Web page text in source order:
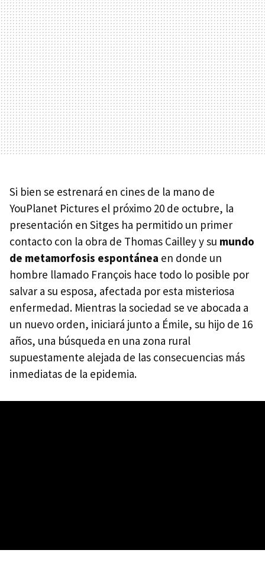
Si bien se estrenará en cines de la mano de
YouPlanet Pictures el próximo 20 de octubre, la
presentación en Sitges ha permitido un primer
contacto con la obra de Thomas Cailley y su mundo
de metamorfosis espontánea en donde un
hombre llamado François hace todo lo posible por
salvar a su esposa, afectada por esta misteriosa
enfermedad. Mientras la sociedad se ve abocada a
un nuevo orden, iniciará junto a Émile, su hijo de 16
años, una búsqueda en una zona rural
supuestamente alejada de las consecuencias más
inmediatas de la epidemia.